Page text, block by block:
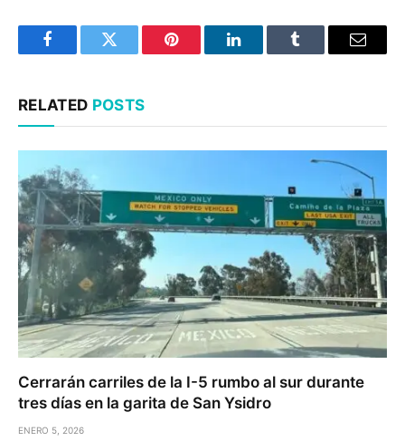
FacebookTwitter Pinterest LinkedInTumblr Email
RELATED POSTS
Cerrarán carriles de la I-5 rumbo al sur durante
tres días en la garita de San Ysidro
ENERO 5, 2026